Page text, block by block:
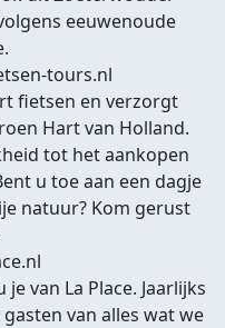
eeuwenoude
tours.nl
fietsen en verzorgt
Hart van Holland.
tot het aankopen
u toe aan een dagje
natuur? Kom gerust
van La Place. Jaarlijks
van alles wat we